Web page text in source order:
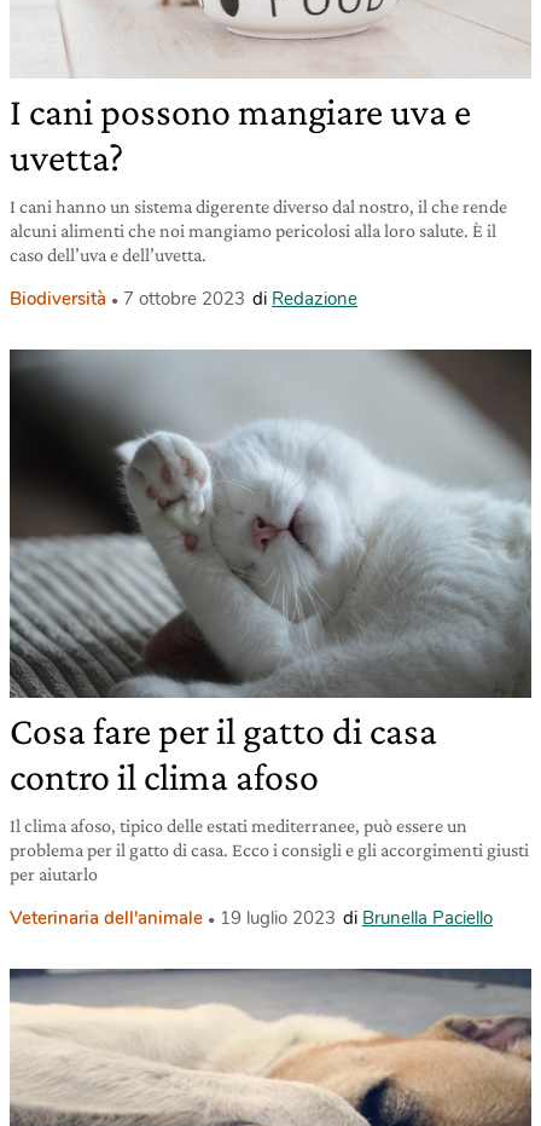
I cani possono mangiare uva e
uvetta?
I cani hanno un sistema digerente diverso dal nostro, il che rende
alcuni alimenti che noi mangiamo pericolosi alla loro salute. È il
caso dell’uva e dell’uvetta.
Biodiversità 7 ottobre 2023 di Redazione
Cosa fare per il gatto di casa
contro il clima afoso
Il clima afoso, tipico delle estati mediterranee, può essere un
problema per il gatto di casa. Ecco i consigli e gli accorgimenti giusti
per aiutarlo
Veterinaria dell'animale 19 luglio 2023 di Brunella Paciello